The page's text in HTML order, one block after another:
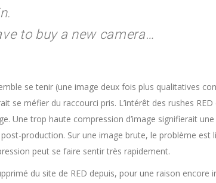
to buy a new camera…
se tenir (une image deux fois plus qualitatives
se méfier du raccourci pris. L’intérêt des rushes
Une trop haute compression d’image signifierait
production. Sur une image brute, le problème est
peut se faire sentir très rapidement.
du site de RED depuis, pour une raison encore